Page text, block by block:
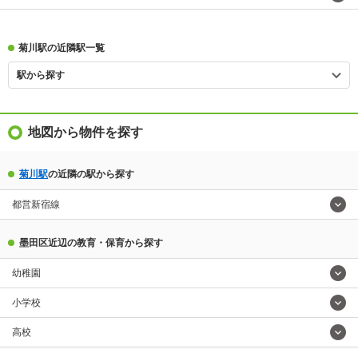
菊川駅の近隣駅一覧
駅から探す
地図から物件を探す
菊川駅の近隣の駅から探す
都営新宿線
墨田区近辺の教育・保育から探す
幼稚園
小学校
高校